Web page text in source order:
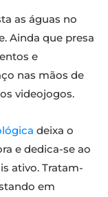
as águas no
Ainda que presa
e
nas mãos de
videojogos.
deixa o
e dedica-se ao
ativo. Tratam-
em